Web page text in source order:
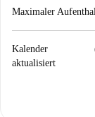
Maximaler
Kalender
aktualisiert